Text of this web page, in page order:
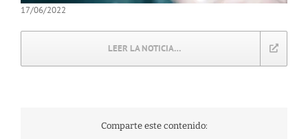
17/06/2022
LEER LA NOTICIA…
Comparte este contenido: